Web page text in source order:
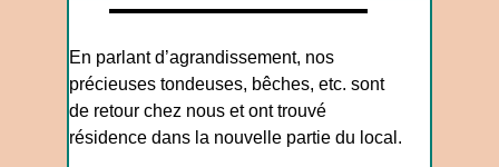
En parlant d’agrandissement, nos
précieuses tondeuses, bêches, etc. sont
de retour chez nous et ont trouvé
résidence dans la nouvelle partie du local.